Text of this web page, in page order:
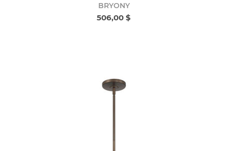
BRYONY
506,00 $